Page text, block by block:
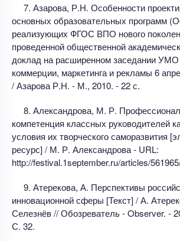
7. Азарова, Р.Н. Особенности
основных образовательных программ
реализующих ФГОС ВПО нового
проведенной общественной
доклад на расширенном заседании УМО
коммерции, маркетинга и рекламы 6
/ Азарова Р.Н. - М., 2010. - 22 с.
8. Александрова, М. Р.
компетенция классных руководителей
условия их творческого саморазвития
ресурс] / М. Р. Александрова - URL:
http://festival.1september.ru/articles/
9. Атерекова, А. Перспективы
инновационной сферы [Текст] / А.
Селезнёв // Обозреватель - Observer. -
С. 32.